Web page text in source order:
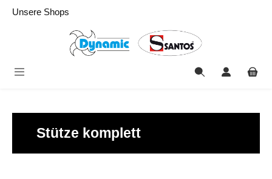
springen
Unsere Shops
Stütze komplett